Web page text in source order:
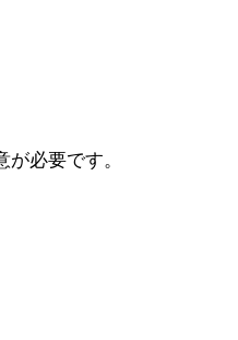
必要です。